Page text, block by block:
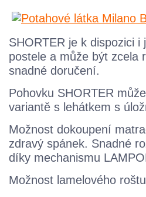
SHORTER je k dispozici i
postele a může být zcela
snadné doručení.
Pohovku SHORTER
variantě s lehátkem s
Možnost dokoupení
zdravý spánek. Snadné
díky mechanismu
Možnost lamelového